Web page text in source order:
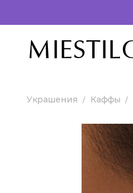
Украшения Каффы